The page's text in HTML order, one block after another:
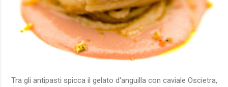
Tra gli antipasti spicca il gelato d'anguilla con caviale Oscietra,